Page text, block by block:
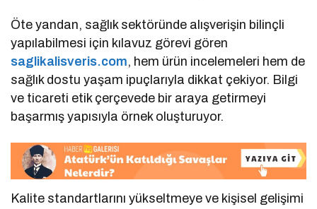
Öte yandan, sağlık sektöründe alışverişin bilinçli
yapılabilmesi için kılavuz görevi gören
saglikalisveris.com, hem ürün incelemeleri hem de
sağlık dostu yaşam ipuçlarıyla dikkat çekiyor. Bilgi
ve ticareti etik çerçevede bir araya getirmeyi
başarmış yapısıyla örnek oluşturuyor.
Kalite standartlarını yükseltmeye ve kişisel gelişimi